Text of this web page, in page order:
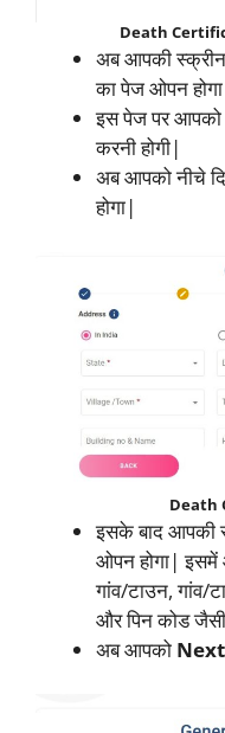
Death
अब आपकी
का पेज ओपन
इस पेज पर आपको
करनी होगी|
अब आपको नीचे
होगा|
Death
इसके बाद आपकी
ओपन होगा| इसमें
गांव/टाउन, गांव/
और पिन कोड जैसी
अब आपको Next